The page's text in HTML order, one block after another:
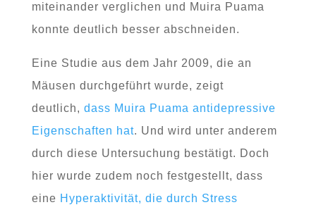
miteinander verglichen und Muira Puama
konnte deutlich besser abschneiden.
Eine Studie aus dem Jahr 2009, die an
Mäusen durchgeführt wurde, zeigt
deutlich, dass Muira Puama antidepressive
Eigenschaften hat. Und wird unter anderem
durch diese Untersuchung bestätigt. Doch
hier wurde zudem noch festgestellt, dass
eine Hyperaktivität, die durch Stress